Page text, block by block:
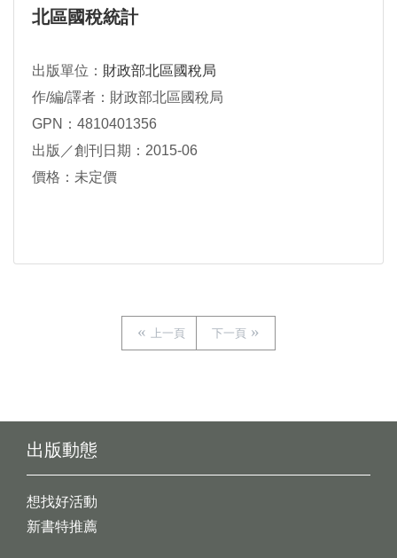
北區國稅統計
出版單位： 財政部北區國稅局
作/編/譯者：財政部北區國稅局
GPN：4810401356
出版／創刊日期：2015-06
價格：未定價
上一頁 下一頁
出版動態
想找好活動
新書特推薦